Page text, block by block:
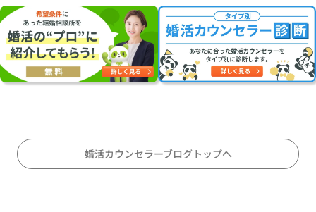
お
見
合
い
に
メ
を
見
つ
け
る
対
等
の
安
心
は
両
か
婚活カウンセラーブログトップへ